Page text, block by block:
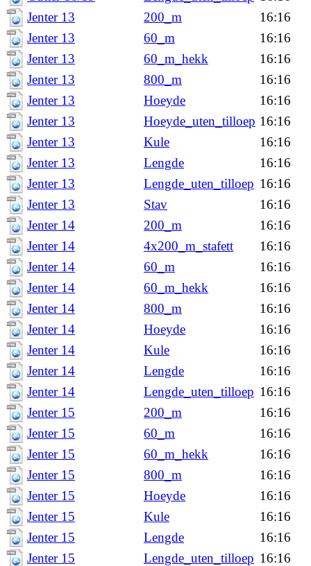
Jenter 13
200_m
16:16
Jenter 13
60_m
16:16
Jenter 13
60_m_hekk
16:16
Jenter 13
800_m
16:16
Jenter 13
Hoeyde
16:16
Jenter 13
Hoeyde_uten_tilloep 16:16
Jenter 13
Kule
16:16
Jenter 13
Lengde
16:16
Jenter 13
Lengde_uten_tilloep 16:16
Jenter 13
Stav
16:16
Jenter 14
200_m
16:16
Jenter 14
4x200_m_stafett
16:16
Jenter 14
60_m
16:16
Jenter 14
60_m_hekk
16:16
Jenter 14
800_m
16:16
Jenter 14
Hoeyde
16:16
Jenter 14
Kule
16:16
Jenter 14
Lengde
16:16
Jenter 14
Lengde_uten_tilloep 16:16
Jenter 15
200_m
16:16
Jenter 15
60_m
16:16
Jenter 15
60_m_hekk
16:16
Jenter 15
800_m
16:16
Jenter 15
Hoeyde
16:16
Jenter 15
Kule
16:16
Jenter 15
Lengde
16:16
Jenter 15
Lengde_uten_tilloep 16:16